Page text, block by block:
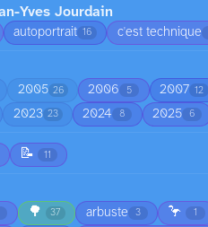
Yves Jourdain
autoportrait 16 c'est technique
2005 26 2006 5 2007 12
2023 23 2024 8 2025 6
📝 11
🌳 37 arbuste 3 🦩 1